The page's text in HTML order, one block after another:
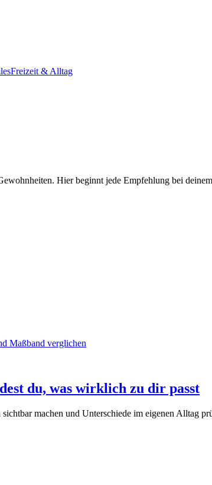
Freizeit & Alltag
Hier beginnt jede Empfehlung bei
du, was wirklich zu dir passt
machen und Unterschiede im eigenen Alltag